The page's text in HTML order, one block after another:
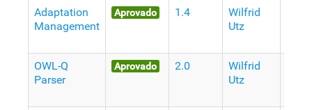
Adaptation
Management
Aprovado 1.4
Wilfrid
Utz
OWL-Q
Parser
Aprovado 2.0
Wilfrid
Utz